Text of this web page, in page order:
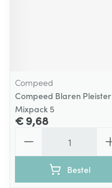
Compeed
Compeed Blaren Pleister
Mixpack 5
€ 9,68
Bestel